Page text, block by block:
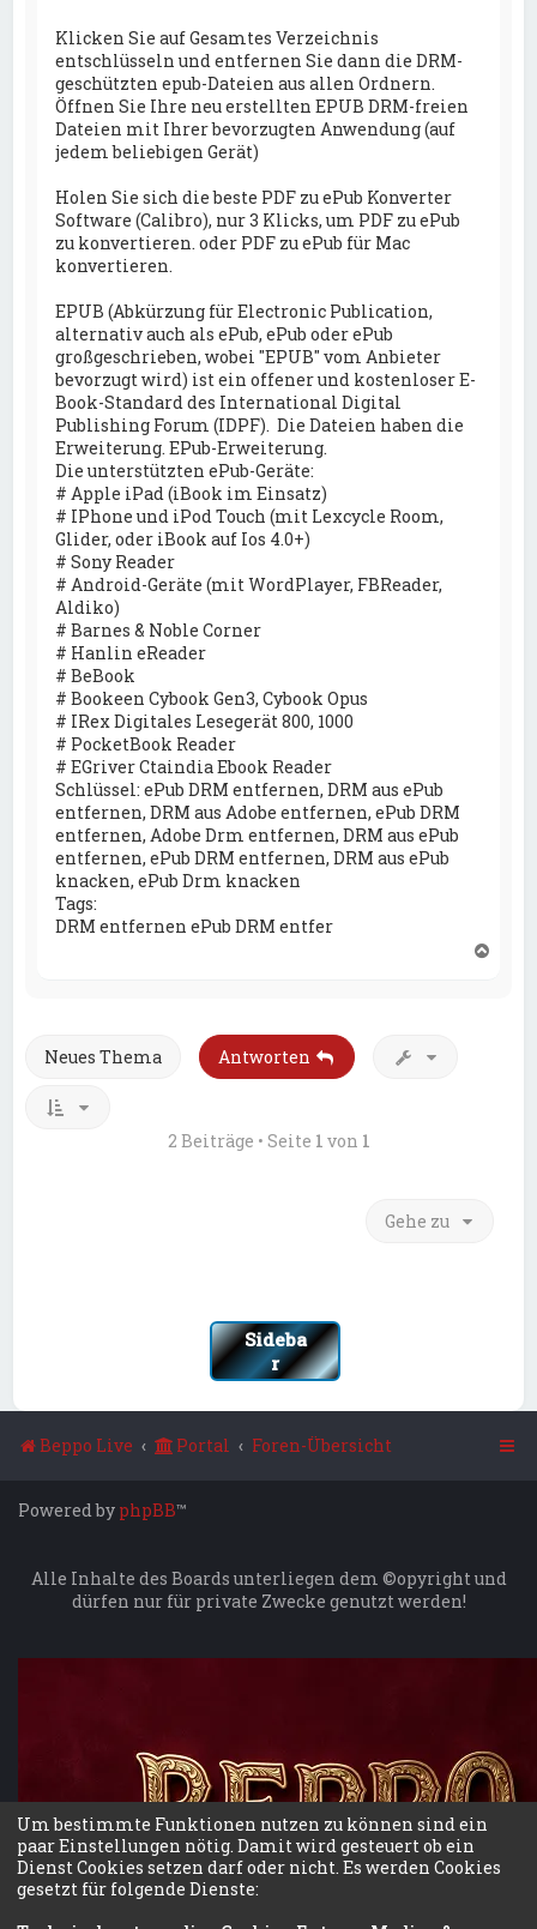
Klicken Sie auf Gesamtes Verzeichnis
entschlüsseln und entfernen Sie dann die DRM-
geschützten epub-Dateien aus allen Ordnern.
Öffnen Sie Ihre neu erstellten EPUB DRM-freien
Dateien mit Ihrer bevorzugten Anwendung (auf
jedem beliebigen Gerät)
Holen Sie sich die beste PDF zu ePub Konverter
Software (Calibro), nur 3 Klicks, um PDF zu ePub
zu konvertieren. oder PDF zu ePub für Mac
konvertieren.
EPUB (Abkürzung für Electronic Publication,
alternativ auch als ePub, ePub oder ePub
großgeschrieben, wobei "EPUB" vom Anbieter
bevorzugt wird) ist ein offener und kostenloser E-
Book-Standard des International Digital
Publishing Forum (IDPF). Die Dateien haben die
Erweiterung. EPub-Erweiterung.
Die unterstützten ePub-Geräte:
# Apple iPad (iBook im Einsatz)
# IPhone und iPod Touch (mit Lexcycle Room,
Glider, oder iBook auf Ios 4.0+)
# Sony Reader
# Android-Geräte (mit WordPlayer, FBReader,
Aldiko)
# Barnes & Noble Corner
# Hanlin eReader
# BeBook
# Bookeen Cybook Gen3, Cybook Opus
# IRex Digitales Lesegerät 800, 1000
# PocketBook Reader
# EGriver Ctaindia Ebook Reader
Schlüssel: ePub DRM entfernen, DRM aus ePub
entfernen, DRM aus Adobe entfernen, ePub DRM
entfernen, Adobe Drm entfernen, DRM aus ePub
entfernen, ePub DRM entfernen, DRM aus ePub
knacken, ePub Drm knacken
Tags:
DRM entfernen ePub DRM entfer
Neues Thema Antworten
2 Beiträge • Seite 1 von 1
Gehe zu
Sideba
r
Beppo Live Portal Foren-Übersicht
Powered by phpBB™
Alle Inhalte des Boards unterliegen dem ©opyright und
dürfen nur für private Zwecke genutzt werden!
Um bestimmte Funktionen nutzen zu können sind ein
paar Einstellungen nötig. Damit wird gesteuert ob ein
Dienst Cookies setzen darf oder nicht. Es werden Cookies
gesetzt für folgende Dienste: